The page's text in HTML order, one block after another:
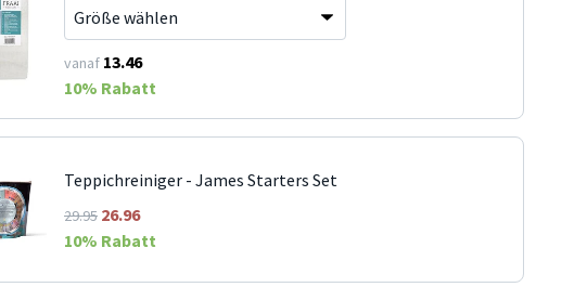
vanaf 13.46
10% Rabatt
Teppichreiniger - James Starters Set
29.95 26.96
10% Rabatt